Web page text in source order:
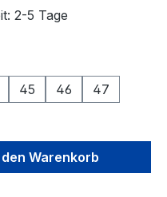
2-5 Tage
45 46
47
den
den Warenkorb